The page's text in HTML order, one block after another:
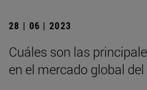
28 | 06 | 2023
Cuáles son las
en el mercado global